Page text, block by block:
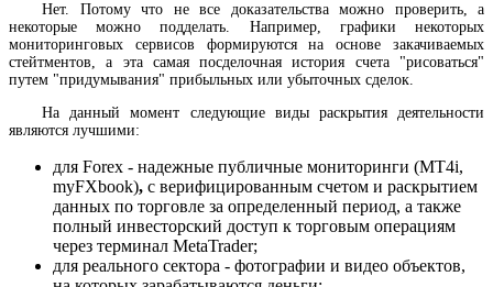
Нет. Потому что не все доказательства можно проверить, а
некоторые можно подделать. Например, графики некоторых
мониторинговых сервисов формируются на основе закачиваемых
стейтментов, а эта самая посделочная история счета "рисоваться"
путем "придумывания" прибыльных или убыточных сделок.
На данный момент следующие виды раскрытия деятельности
являются лучшими:
для Forex - надежные публичные мониторинги (MT4i,
myFXbook), с верифицированным счетом и раскрытием
данных по торговле за определенный период, а также
полный инвесторский доступ к торговым операциям
через терминал MetaTrader;
для реального сектора - фотографии и видео объектов,